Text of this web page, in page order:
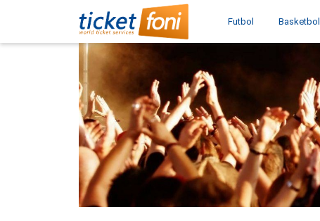
Futbol Basketbol